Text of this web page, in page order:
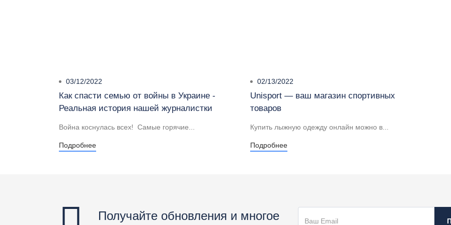
03/12/2022
Как спасти семью от войны в Украине -
Реальная история нашей журналистки
Война коснулась всех! Самые горячие...
Подробнее
02/13/2022
Unisport — ваш магазин спортивных
товаров
Купить лыжную одежду онлайн можно в...
Подробнее
Получайте обновления и многое